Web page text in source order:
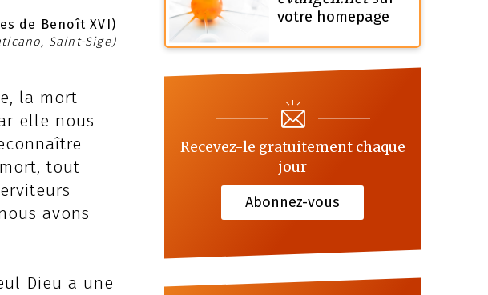
de Benoît XVI)
Saint-Sige)
la mort
elle nous
tout
avons
Dieu a une
votre homepage
Recevez-le gratuitement chaque
jour
Abonnez-vous